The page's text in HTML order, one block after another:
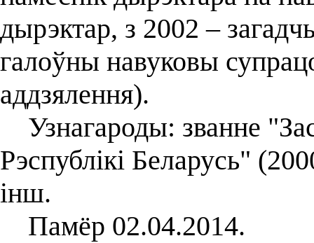
дырэктар, з 2002 –
галоўны навуковы
аддзялення).
Узнагароды: званне
Рэспублікі Беларусь"
інш.
Памёр 02.04.2014.